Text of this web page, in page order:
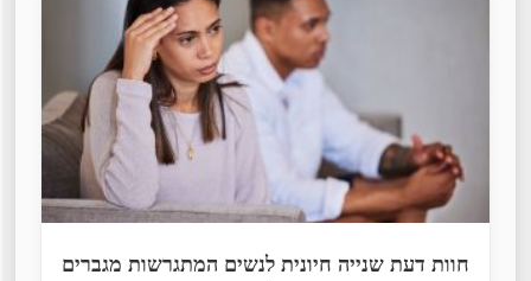
חוות דעת שנייה חיונית לנשים המתגרשות מגברים